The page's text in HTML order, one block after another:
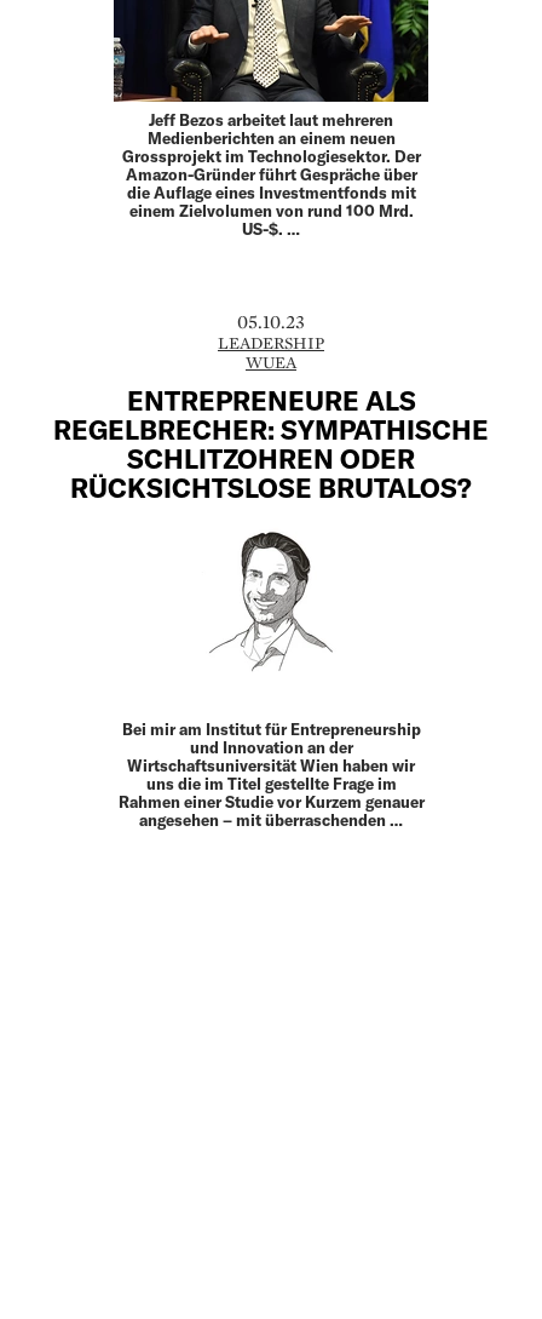
Jeff Bezos arbeitet laut mehreren
Medienberichten an einem neuen
Grossprojekt im Technologiesektor. Der
Amazon-Gründer führt Gespräche über
die Auflage eines Investmentfonds mit
einem Zielvolumen von rund 100 Mrd.
US-$. …
05.10.23
LEADERSHIP
WUEA
ENTREPRENEURE ALS
REGELBRECHER: SYMPATHISCHE
SCHLITZOHREN ODER
RÜCKSICHTSLOSE BRUTALOS?
Bei mir am Institut für Entrepreneurship
und Innovation an der
Wirtschaftsuniversität Wien haben wir
uns die im Titel gestellte Frage im
Rahmen einer Studie vor Kurzem genauer
an­gesehen – mit überraschenden …